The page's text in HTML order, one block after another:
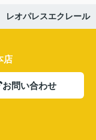
レオパレスエクレール
店
お問い合わせ